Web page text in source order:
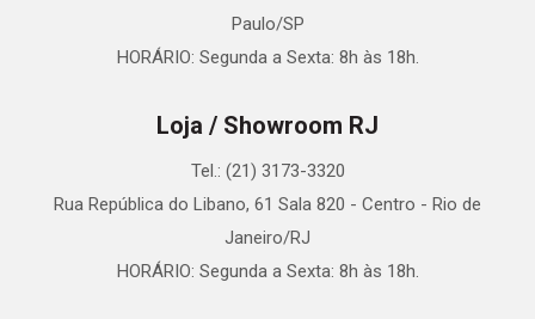
Paulo/SP
HORÁRIO: Segunda a Sexta: 8h às 18h.
Loja / Showroom RJ
Tel.: (21) 3173-3320
Rua República do Libano, 61 Sala 820 - Centro - Rio de
Janeiro/RJ
HORÁRIO: Segunda a Sexta: 8h às 18h.